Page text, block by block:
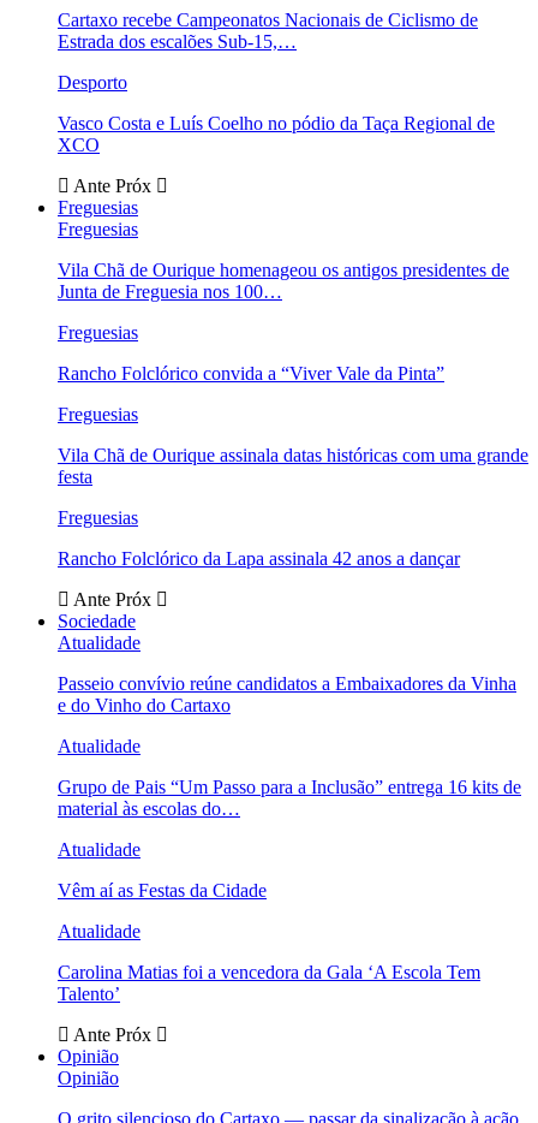
Cartaxo recebe Campeonatos Nacionais de Ciclismo de
Estrada dos escalões Sub-15,…
Desporto
Vasco Costa e Luís Coelho no pódio da Taça Regional de
XCO
Ante Próx
Freguesias
Freguesias
Vila Chã de Ourique homenageou os antigos presidentes de
Junta de Freguesia nos 100…
Freguesias
Rancho Folclórico convida a “Viver Vale da Pinta”
Freguesias
Vila Chã de Ourique assinala datas históricas com uma grande
festa
Freguesias
Rancho Folclórico da Lapa assinala 42 anos a dançar
Ante Próx
Sociedade
Atualidade
Passeio convívio reúne candidatos a Embaixadores da Vinha
e do Vinho do Cartaxo
Atualidade
Grupo de Pais “Um Passo para a Inclusão” entrega 16 kits de
material às escolas do…
Atualidade
Vêm aí as Festas da Cidade
Atualidade
Carolina Matias foi a vencedora da Gala ‘A Escola Tem
Talento’
Ante Próx
Opinião
Opinião
O grito silencioso do Cartaxo — passar da sinalização à ação